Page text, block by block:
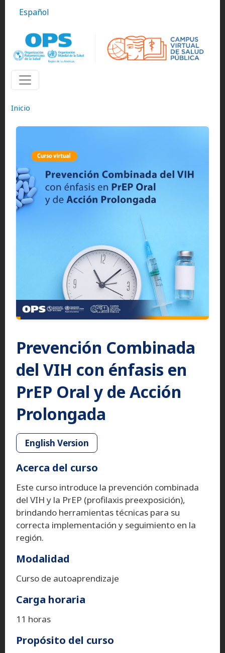
Español
Inicio
Prevención Combinada
del VIH con énfasis en
PrEP Oral y de Acción
Prolongada
English Version
Acerca del curso
Este curso introduce la prevención combinada
del VIH y la PrEP (profilaxis preexposición),
brindando herramientas técnicas para su
correcta implementación y seguimiento en la
región.
Modalidad
Curso de autoaprendizaje
Carga horaria
11 horas
Propósito del curso